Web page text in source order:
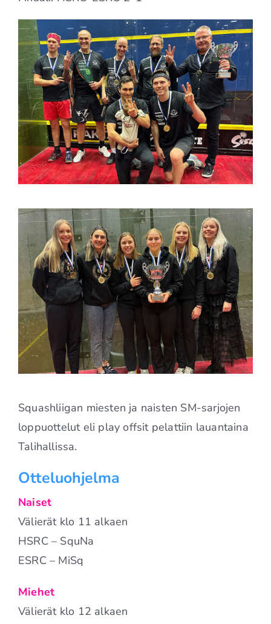
Squashliigan miesten ja naisten SM-sarjojen
loppuottelut eli play offsit pelattiin lauantaina
Talihallissa.
Otteluohjelma
Naiset
Välierät klo 11 alkaen
HSRC – SquNa
ESRC – MiSq
Miehet
Välierät klo 12 alkaen